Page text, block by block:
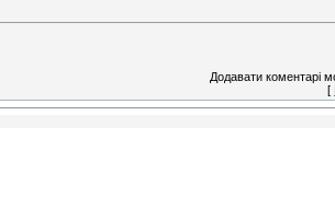
Додавати коментарі
[